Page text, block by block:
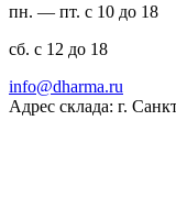
пн. — пт. с 10 до 18
сб. с 12 до 18
ur.amrahd@ofni
Адрес склада: г.